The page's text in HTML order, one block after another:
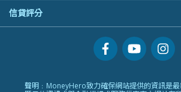
Zurich 蘇黎世
Syfe好唔好？
澳元定存
置業安居
專欄文章
所有合作銀行或機構
服務承諾
網上支援
條款及細則
信貸評分
聲明﹕MoneyHero致力確保網站提供的資訊是